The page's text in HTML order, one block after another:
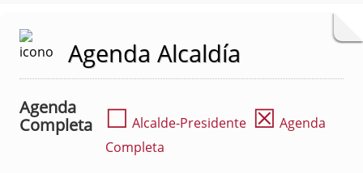
Agenda Alcaldía
Agenda
Completa
☐ Alcalde-Presidente ☒ Agenda
Completa